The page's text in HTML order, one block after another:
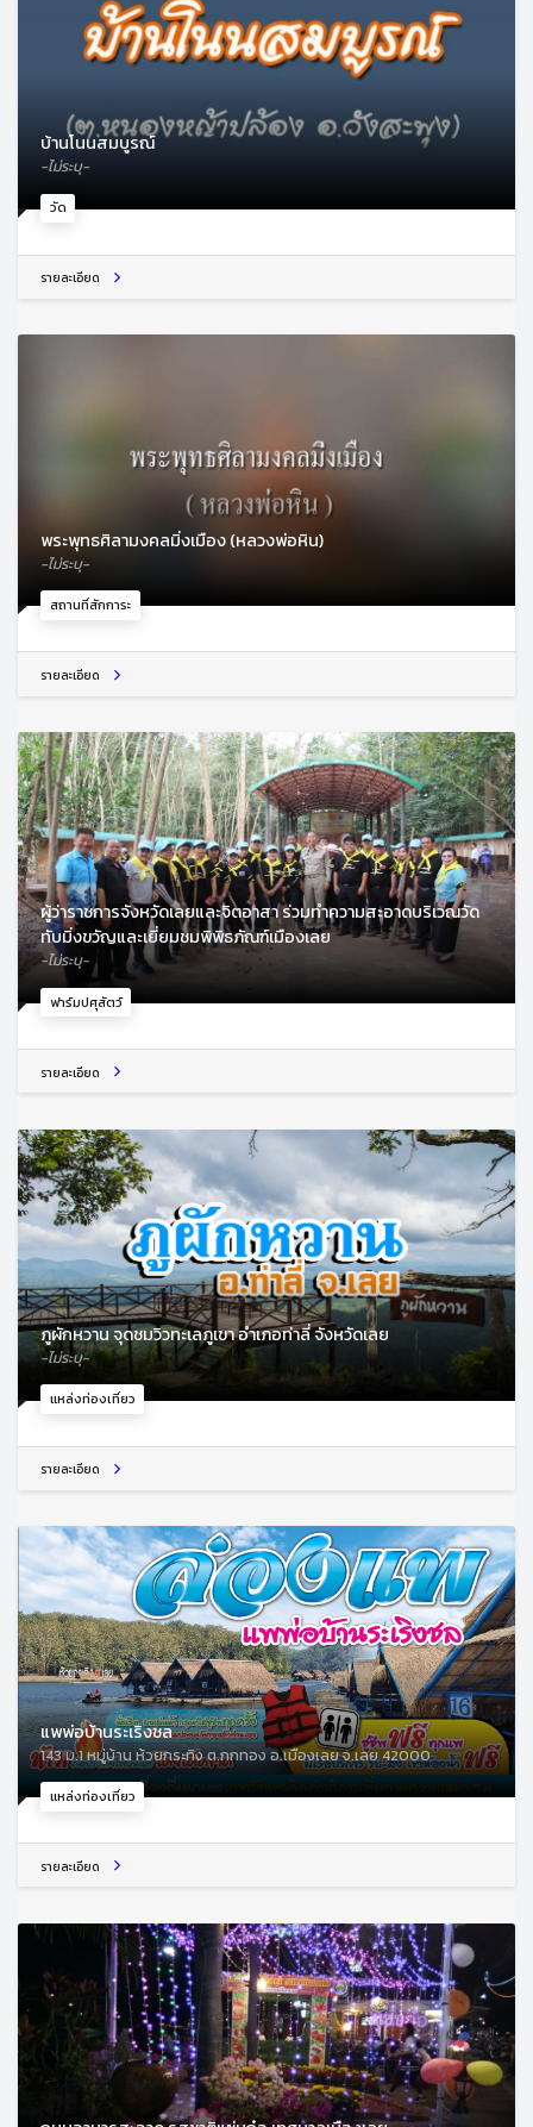
วัด
บ้านโนนสมบูรณ์
-ไม่ระบุ-
รายละเอียด
สถานที่สักการะ
พระพุทธศิลามงคลมิ่งเมือง (หลวงพ่อหิน)
-ไม่ระบุ-
รายละเอียด
ฟาร์มปศุสัตว์
ผู้ว่าราชการจังหวัดเลยและจิตอาสา ร่วมทำความสะอาดบริเวณวัด
ทับมิ่งขวัญและเยี่ยมชมพิพิธภัณฑ์เมืองเลย
-ไม่ระบุ-
รายละเอียด
แหล่งท่องเที่ยว
ภูผักหวาน จุดชมวิวทะเลภูเขา อำเภอท่าลี่ จังหวัดเลย
-ไม่ระบุ-
รายละเอียด
แหล่งท่องเที่ยว
แพพ่อบ้านระเริงชล
143 ม.1 หมู่บ้าน ห้วยกระทิง ต.กกทอง อ.เมืองเลย จ.เลย 42000
รายละเอียด